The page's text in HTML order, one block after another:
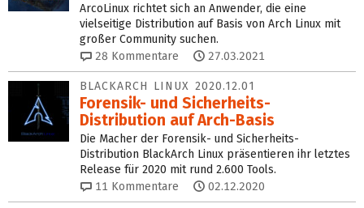
ArcoLinux richtet sich an Anwender, die eine
vielseitige Distribution auf Basis von Arch Linux mit
großer Community suchen.
28 Kommentare 27.03.2021
BLACKARCH LINUX 2020.12.01
Forensik- und Sicherheits-
Distribution auf Arch-Basis
Die Macher der Forensik- und Sicherheits-
Distribution BlackArch Linux präsentieren ihr letztes
Release für 2020 mit rund 2.600 Tools.
11 Kommentare 02.12.2020